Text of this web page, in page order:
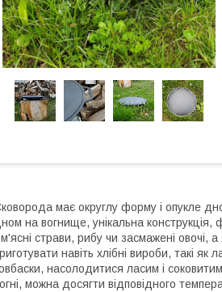
має округлу форму і опукле
на вогнище, унікальна конструкція,
страви, рибу чи засмажені
навіть хлібні вироби, такі
насолодитися ласим і
можна досягти відповідного